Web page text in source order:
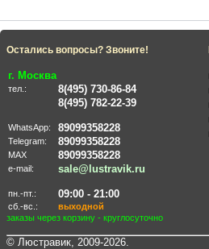
Остались вопросы? Звоните!
г. Москва
тел.:
8(495) 730-86-84
8(495) 782-22-39
WhatsApp: 89099358228
Telegram: 89099358228
MAX 89099358228
e-mail: sale@lustravik.ru
пн.-пт.: 09:00 - 21:00
сб.-вс.:
выходной
заказы через корзину - круглосуточно
© Люстравик, 2009-2026.